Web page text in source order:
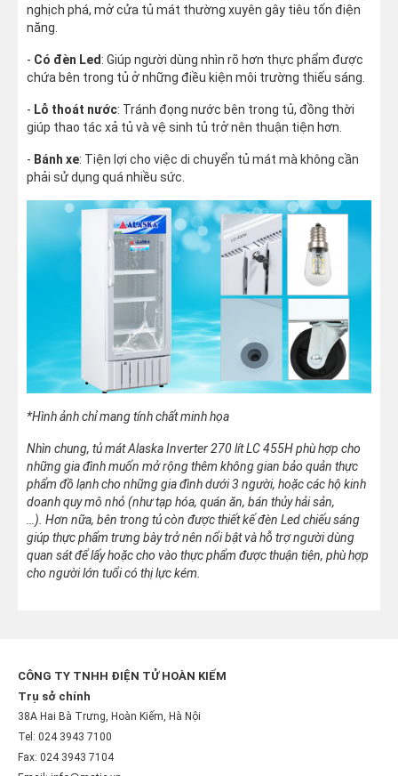
nghịch phá, mở cửa tủ mát thường xuyên gây tiêu tốn điện
năng.
- Có đèn Led : Giúp người dùng nhìn rõ hơn thực phẩm được
chứa bên trong tủ ở những điều kiện môi trường thiếu sáng.
- Lỗ thoát nước: Tránh đọng nước bên trong tủ, đồng thời
giúp thao tác xả tủ và vệ sinh tủ trở nên thuận tiện hơn.
- Bánh xe: Tiện lợi cho việc di chuyển tủ mát mà không cần
phải sử dụng quá nhiều sức.
*Hình ảnh chỉ mang tính chất minh họa
Nhìn chung, tủ mát Alaska Inverter 270 lít LC 455H phù hợp cho
những gia đình muốn mở rộng thêm không gian bảo quản thực
phẩm đồ lạnh cho những gia đình dưới 3 người, hoặc các hộ kinh
doanh quy mô nhỏ (như tạp hóa, quán ăn, bán thủy hải sản,
…). Hơn nữa, bên trong tủ còn được thiết kế đèn Led chiếu sáng
giúp thực phẩm trưng bày trở nên nổi bật và hỗ trợ người dùng
quan sát để lấy hoặc cho vào thực phẩm được thuận tiện, phù hợp
cho người lớn tuổi có thị lực kém.
CÔNG TY TNHH ĐIỆN TỬ HOÀN KIẾM
Trụ sở chính
38A Hai Bà Trưng, Hoàn Kiếm, Hà Nội
Tel: 024 3943 7100
Fax: 024 3943 7104